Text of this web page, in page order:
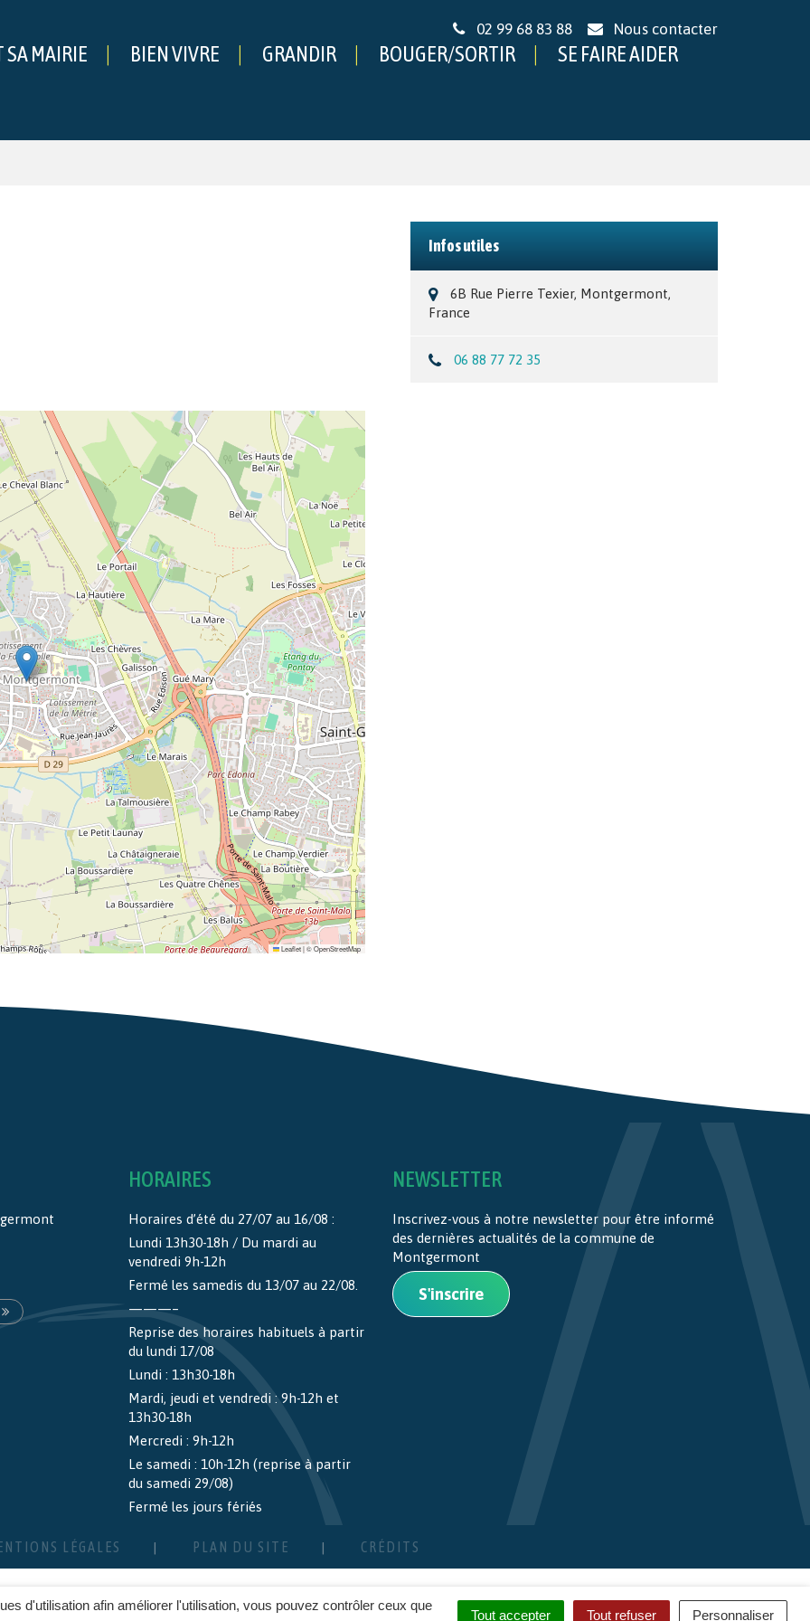
d'utilisation afin améliorer l'utilisation, vous pouvez contrôler ceux que
Tout accepter Tout refuser Personnaliser
02 99 68 83 88 Nous contacter
SA MAIRIE BIEN VIVRE GRANDIR BOUGER/SORTIR
SE FAIRE AIDER
Leaflet|©OpenStreetMap
Infos utiles
6B Rue Pierre Texier, Montgermont,
France
06 88 77 72 35
HORAIRES
Horaires d’été du 27/07 au 16/08 :
Lundi 13h30-18h / Du mardi au
vendredi 9h-12h
Fermé les samedis du 13/07 au 22/08.
———–
Reprise des horaires habituels à partir
du lundi 17/08
Lundi : 13h30-18h
Mardi, jeudi et vendredi : 9h-12h et
13h30-18h
Mercredi : 9h-12h
Le samedi : 10h-12h (reprise à partir
du samedi 29/08)
Fermé les jours fériés
NEWSLETTER
Inscrivez-vous à notre newsletter pour être informé
des dernières actualités de la commune de
Montgermont
S'inscrire
LÉGALES PLAN DU SITE CRÉDITS